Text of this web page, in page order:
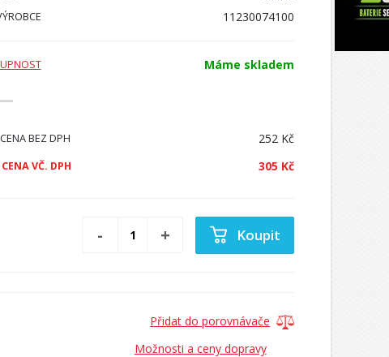
11230074100
Máme skladem
BEZ DPH 252 Kč
VČ. DPH 305 Kč
Koupit
Přidat do porovnávače
Možnosti a ceny dopravy